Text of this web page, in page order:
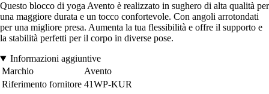
Questo blocco di yoga Avento è realizzato in sughero di alta qualità per
una maggiore durata e un tocco confortevole. Con angoli arrotondati
per una migliore presa. Aumenta la tua flessibilità e offre il supporto e
la stabilità perfetti per il corpo in diverse pose.
Informazioni aggiuntive
Marchio
Avento
Riferimento fornitore 41WP-KUR